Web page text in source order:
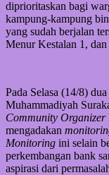
diprioritaskan bagi
kampung-kampung
yang sudah berjalan
Menur Kestalan 1,
Pada Selasa (14/8)
Muhammadiyah
Community Organizer
mengadakan
Monitoring ini selain
perkembangan bank
aspirasi dari